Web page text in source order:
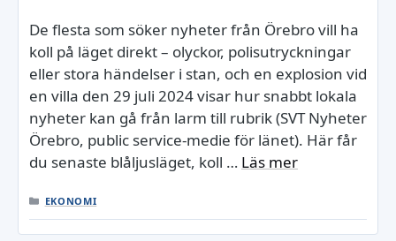
De flesta som söker nyheter från Örebro vill ha
koll på läget direkt – olyckor, polisutryckningar
eller stora händelser i stan, och en explosion vid
en villa den 29 juli 2024 visar hur snabbt lokala
nyheter kan gå från larm till rubrik (SVT Nyheter
Örebro, public service-medie för länet). Här får
du senaste blåljusläget, koll … Läs mer
KATEGORIER
EKONOMI